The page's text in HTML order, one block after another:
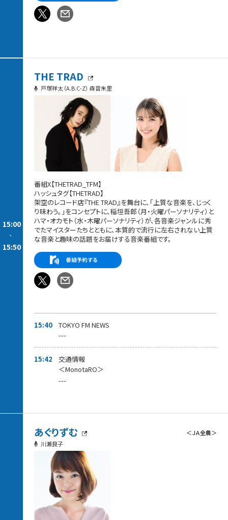
15:00
-
15:50
THE TRAD
戸塚祥太（A.B.C-Z） 森音朱里
番組X【THETRAD_TFM】
ハッシュタグ【THETRAD】
架空のレコード店『THE TRAD』を舞台に、「上質な音楽を、じっく
り味わう。」をコンセプトに、稲垣吾郎（月・火曜パーソナリティ）と
ハマ・オカモト（水・木曜パーソナリティ）が、各音楽ジャンルに秀
でたマイスターたちとともに、本質的で流行に左右されない上質
な音楽と趣味の話題をお届けする音楽番組です。
15:40
TOKYO FM NEWS
---
15:42
交通情報
＜MonotaRO＞
---
あぐりずむ
＜ＪＡ全農＞
川瀬良子